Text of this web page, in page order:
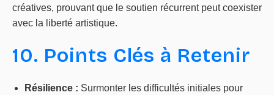
créatives, prouvant que le soutien récurrent peut coexister
avec la liberté artistique.
10. Points Clés à Retenir
Résilience : Surmonter les difficultés initiales pour